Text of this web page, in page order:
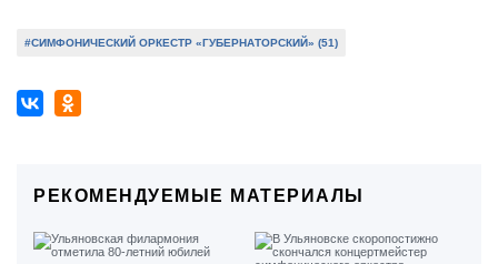
#СИМФОНИЧЕСКИЙ ОРКЕСТР «ГУБЕРНАТОРСКИЙ» (51)
РЕКОМЕНДУЕМЫЕ МАТЕРИАЛЫ